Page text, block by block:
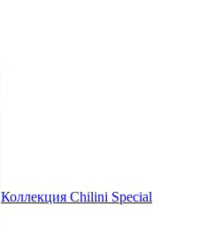
Коллекция Chilini Special